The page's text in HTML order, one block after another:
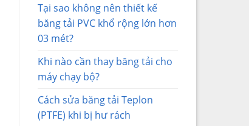
Tại sao không nên thiết kế
băng tải PVC khổ rộng lớn hơn
03 mét?
Khi nào cần thay băng tải cho
máy chạy bộ?
Cách sửa băng tải Teplon
(PTFE) khi bị hư rách